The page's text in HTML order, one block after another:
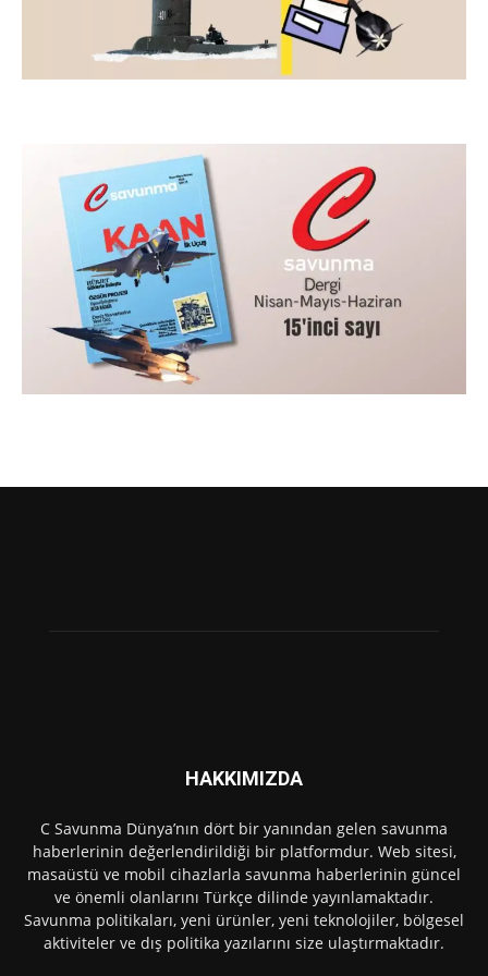
HAKKIMIZDA
C Savunma Dünya’nın dört bir yanından gelen savunma
haberlerinin değerlendirildiği bir platformdur. Web sitesi,
masaüstü ve mobil cihazlarla savunma haberlerinin güncel
ve önemli olanlarını Türkçe dilinde yayınlamaktadır.
Savunma politikaları, yeni ürünler, yeni teknolojiler, bölgesel
aktiviteler ve dış politika yazılarını size ulaştırmaktadır.